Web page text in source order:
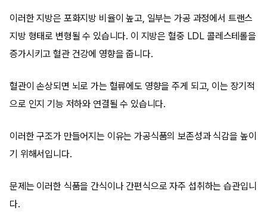
이러한 지방은 포화지방 비율이 높고, 일부는 가공 과정에서 트랜스
지방 형태로 변형될 수 있습니다. 이 지방은 혈중 LDL 콜레스테롤을
증가시키고 혈관 건강에 영향을 줍니다.
혈관이 손상되면 뇌로 가는 혈류에도 영향을 주게 되고, 이는 장기적
으로 인지 기능 저하와 연결될 수 있습니다.
이러한 구조가 만들어지는 이유는 가공식품의 보존성과 식감을 높이
기 위해서입니다.
문제는 이러한 식품을 간식이나 간편식으로 자주 섭취하는 습관입니
다.